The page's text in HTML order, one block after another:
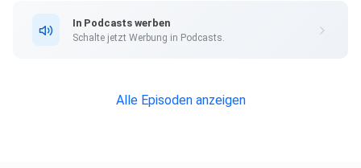
In Podcasts werben
Schalte jetzt Werbung in Podcasts.
Alle Episoden anzeigen